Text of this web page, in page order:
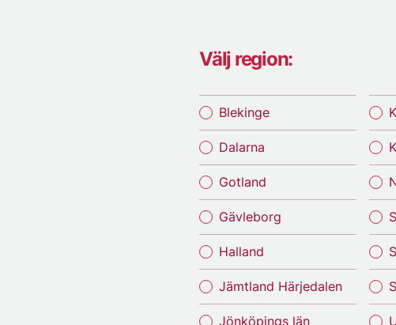
Välj region:
Blekinge
Dalarna
Gotland
Gävleborg
Halland
Jämtland Härjedalen
Jönköpings län